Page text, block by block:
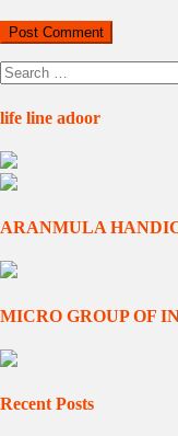
Search
for:
life line adoor
ARANMULA
MICRO GROUP OF
Recent Posts